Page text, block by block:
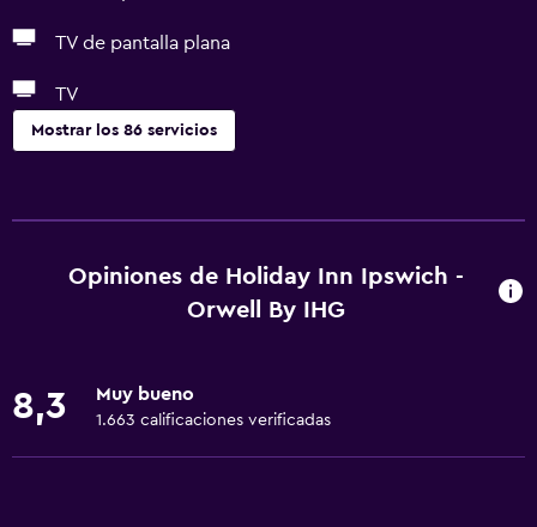
TV de pantalla plana
TV
Mostrar los 86 servicios
Unidad accesible para personas en silla de ruedas
Mascotas permitidas bajo consulta (pueden aplicar cargos
Ascensor disponible
Opiniones de Holiday Inn Ipswich -
Orwell By IHG
8,3 Muy bueno
1.663 calificaciones verificadas